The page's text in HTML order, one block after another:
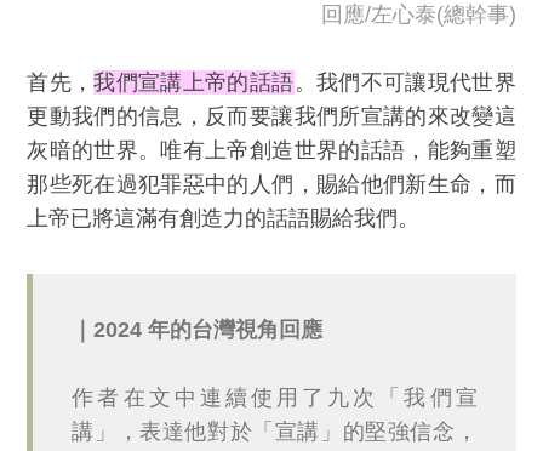
回應/左心泰(總幹事)
首先，我們宣講上帝的話語。我們不可讓現代世界
更動我們的信息，反而要讓我們所宣講的來改變這
灰暗的世界。唯有上帝創造世界的話語，能夠重塑
那些死在過犯罪惡中的人們，賜給他們新生命，而
上帝已將這滿有創造力的話語賜給我們。
｜2024 年的台灣視角回應
作者在文中連續使用了九次「我們宣
講」，表達他對於「宣講」的堅強信念，